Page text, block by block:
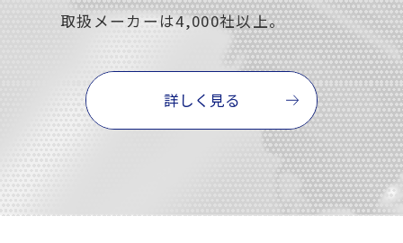
取扱メーカーは4,000社以上。
詳しく見る